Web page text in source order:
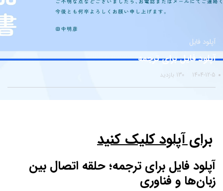
آپلود فایل
آپلود فایل برای ترجمه
1404-12-5 130 بازدید
برای آپلود کلیک کنید
آپلود فایل برای ترجمه؛ حلقه اتصال بین
زبان‌ها و فناوری